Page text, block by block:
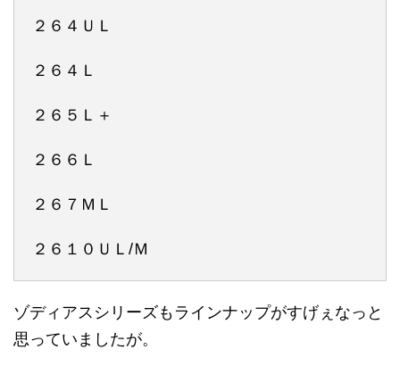
２６４ＵＬ
２６４Ｌ
２６５Ｌ＋
２６６Ｌ
２６７ＭＬ
２６１０ＵＬ/Ｍ
ゾディアスシリーズもラインナップがすげぇなっと
思っていましたが。